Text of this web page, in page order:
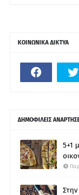
ΚΟΙΝΩΝΙΚΑ ΔΙΚΤΥΑ
ΔΗΜΟΦΙΛΕΙΣ
5+1